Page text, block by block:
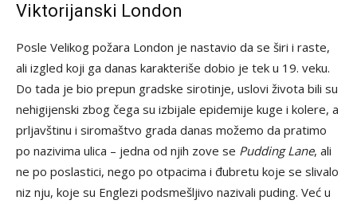
Viktorijanski London
Posle Velikog požara London je nastavio da se širi i raste,
ali izgled koji ga danas karakteriše dobio je tek u 19. veku.
Do tada je bio prepun gradske sirotinje, uslovi života bili su
nehigijenski zbog čega su izbijale epidemije kuge i kolere, a
prljavštinu i siromaštvo grada danas možemo da pratimo
po nazivima ulica – jedna od njih zove se Pudding Lane, ali
ne po poslastici, nego po otpacima i đubretu koje se slivalo
niz nju, koje su Englezi podsmešljivo nazivali puding. Već u